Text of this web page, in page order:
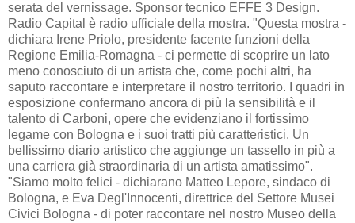
serata del vernissage. Sponsor tecnico EFFE 3 Design.
Radio Capital è radio ufficiale della mostra. "Questa mostra -
dichiara Irene Priolo, presidente facente funzioni della
Regione Emilia-Romagna - ci permette di scoprire un lato
meno conosciuto di un artista che, come pochi altri, ha
saputo raccontare e interpretare il nostro territorio. I quadri in
esposizione confermano ancora di più la sensibilità e il
talento di Carboni, opere che evidenziano il fortissimo
legame con Bologna e i suoi tratti più caratteristici. Un
bellissimo diario artistico che aggiunge un tassello in più a
una carriera già straordinaria di un artista amatissimo".
"Siamo molto felici - dichiarano Matteo Lepore, sindaco di
Bologna, e Eva Degl'Innocenti, direttrice del Settore Musei
Civici Bologna - di poter raccontare nel nostro Museo della